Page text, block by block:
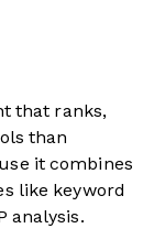
that ranks,
than
it combines
like keyword
analysis.